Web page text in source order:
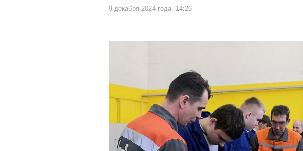
9 декабря 2024 года, 14:26